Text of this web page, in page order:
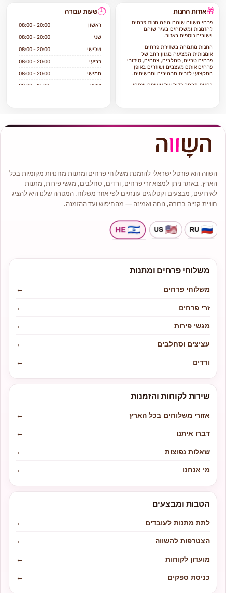
להזמין משלוחים?
אילו מוצרים אפשר להזמין
באתר?
🎁אודות החנות
פרחי השווה שוהם הינה חנות פרחים
להזמנות ומשלוחים בעיר שוהם
וישובים נוספים באזור.
החנות מתמחה בשזירת פרחים
אומנותית המציעה מגוון רחב של
פרחים טריים, סחלבים, צמחים, סידורי
פרחים אותם מעצבים ושוזרים באופן
המקצועי לזרים מרהיבים ומרשימים.
בחנות מבחר גדול של עציצים וצמחי
טוב ללקוח, איכות וטריות הפרחים,
כל זר או סידור יגיע עד בית המקבל על
ידי שליח מנוסה תוך הקפדה על טריות
ושלמות הפרחים.
איכותיים כגון: ורדים, סחלבים, ליליות,
חרציות ,שושן צחור ועוד.
לנו ניסיון רב והתמחות בעיצוב אירועים
ולכן אם ברצונכם להתאים פרחים
לאירוע אם זה בר מצווה, יום הולדת או
בחנות תמיד תמצאו מבחר זרים
בעיצובים שונים, זרי כלה, צמחי בית
ייחודי ועוד.
🕘שעות עבודה
ראשון 08:00 - 20:00
שני 08:00 - 20:00
שלישי 08:00 - 20:00
רביעי 08:00 - 20:00
חמישי 08:00 - 20:00
שישי 08:00 - 16:00
השווה הוא פורטל ישראלי להזמנת משלוחי פרחים ומתנות מחנויות מקומיות בכל
הארץ. באתר ניתן למצוא זרי פרחים, ורדים, סחלבים, מגשי פירות, מתנות
לאירועים, מבצעים וקטלוגים עונתיים לפי אזור משלוח. המטרה שלנו היא להציג
חוויית קנייה ברורה, נוחה ואמינה — מהחיפוש ועד ההזמנה.
משלוחי פרחים ומתנות
משלוחי פרחים
←
זרי פרחים
←
מגשי פירות
←
עציצים וסחלבים
←
ורדים
←
שירות לקוחות והזמנות
אזורי משלוחים בכל הארץ
←
דברו איתנו
←
שאלות נפוצות
←
מי אנחנו
←
הטבות ומבצעים
לתת מתנות לעובדים
←
הצטרפות להשווה
←
מועדון לקוחות
←
כניסת ספקים
←